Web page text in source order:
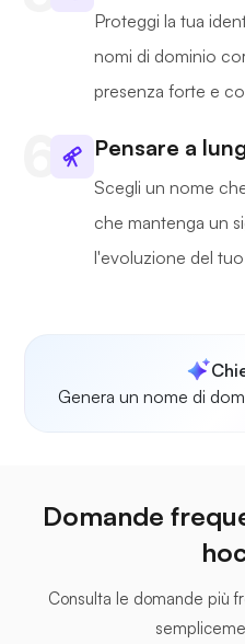
Proteggi la tua
nomi di dominio
presenza forte e
Pensare a
Scegli un nome
che mantenga un
l'evoluzione del
Genera un nome di
Domande
Consulta le domande più